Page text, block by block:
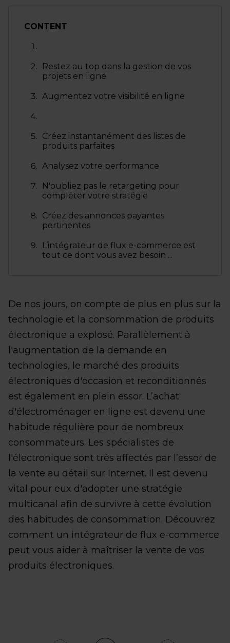
CONTENT
Restez au top dans la gestion de vos
projets en ligne
Augmentez votre visibilité en ligne
Créez instantanément des listes de
produits parfaites
Analysez votre performance
N'oubliez pas le retargeting pour
compléter votre stratégie
Créez des annonces payantes
pertinentes
L’intégrateur de flux e-commerce est
tout ce dont vous avez besoin ...
De nos jours, on compte de plus en plus sur la
technologie et la consommation de produits
électronique a explosé. Parallèlement à
l'augmentation de la demande en
technologies, le marché des produits
électroniques d'occasion et reconditionnés
est également en plein essor. L’achat
d'électroménager en ligne est devenu une
habitude régulière pour de nombreux
consommateurs. Les spécialistes de
l'électronique sont très affectés par l’essor de
la vente au détail sur Internet. Il est devenu
vital pour eux d'adopter une stratégie
multicanal afin de survivre à cette évolution
des habitudes de consommation. Découvrez
comment un intégrateur de flux e-commerce
peut vous aider à maîtriser la vente de vos
produits électroniques.